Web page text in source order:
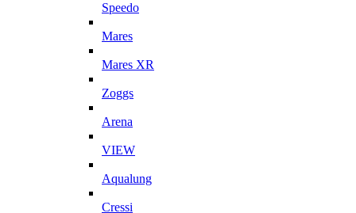
Speedo
Mares
Mares XR
Zoggs
Arena
VIEW
Aqualung
Cressi